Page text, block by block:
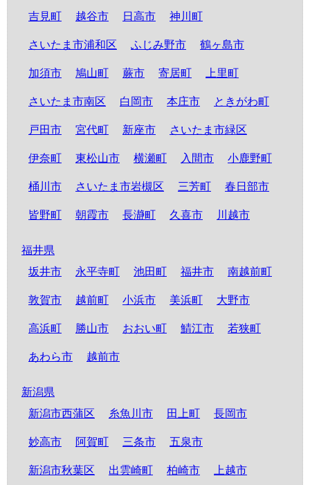
吉見町 越谷市 日高市 神川町
さいたま市浦和区 ふじみ野市 鶴ヶ島市
加須市 鳩山町 蕨市 寄居町 上里町
さいたま市南区 白岡市 本庄市 ときがわ町
戸田市 宮代町 新座市 さいたま市緑区
伊奈町 東松山市 横瀬町 入間市 小鹿野町
桶川市 さいたま市岩槻区 三芳町 春日部市
皆野町 朝霞市 長瀞町 久喜市 川越市
福井県
坂井市
永平寺町 池田町 福井市 南越前町
敦賀市 越前町 小浜市 美浜町 大野市
高浜町 勝山市 おおい町 鯖江市 若狭町
あわら市 越前市
新潟県
新潟市西蒲区
糸魚川市 田上町 長岡市
妙高市 阿賀町 三条市 五泉市
新潟市秋葉区 出雲崎町 柏崎市 上越市